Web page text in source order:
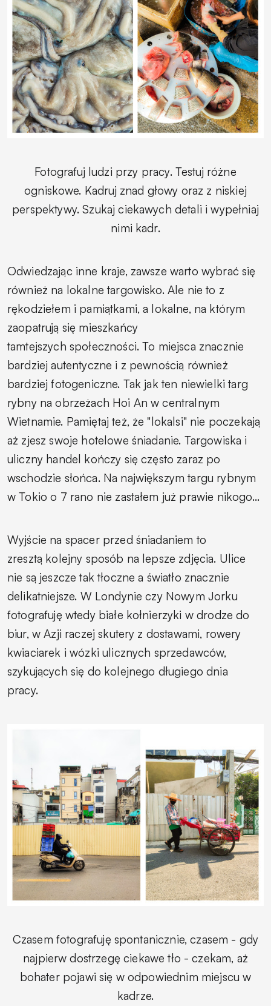
Fotografuj ludzi przy pracy. Testuj różne
ogniskowe. Kadruj znad głowy oraz z niskiej
perspektywy. Szukaj ciekawych detali i wypełniaj
nimi kadr.
Odwiedzając inne kraje, zawsze warto wybrać się
również na lokalne targowisko. Ale nie to z
rękodziełem i pamiątkami, a lokalne, na którym
zaopatrują się mieszkańcy
tamtejszych społeczności. To miejsca znacznie
bardziej autentyczne i z pewnością również
bardziej fotogeniczne. Tak jak ten niewielki targ
rybny na obrzeżach Hoi An w centralnym
Wietnamie. Pamiętaj też, że "lokalsi" nie poczekają
aż zjesz swoje hotelowe śniadanie. Targowiska i
uliczny handel kończy się często zaraz po
wschodzie słońca. Na największym targu rybnym
w Tokio o 7 rano nie zastałem już prawie nikogo...
Wyjście na spacer przed śniadaniem to
zresztą kolejny sposób na lepsze zdjęcia. Ulice
nie są jeszcze tak tłoczne a światło znacznie
delikatniejsze. W Londynie czy Nowym Jorku
fotografuję wtedy białe kołnierzyki w drodze do
biur, w Azji raczej skutery z dostawami, rowery
kwiaciarek i wózki ulicznych sprzedawców,
szykujących się do kolejnego długiego dnia
pracy.
Czasem fotografuję spontanicznie, czasem - gdy
najpierw dostrzegę ciekawe tło - czekam, aż
bohater pojawi się w odpowiednim miejscu w
kadrze.